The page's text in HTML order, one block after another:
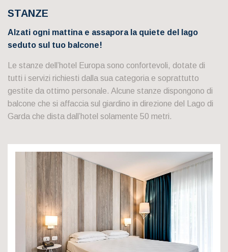
STANZE
Alzati ogni mattina e assapora la quiete del lago
seduto sul tuo balcone!
Le stanze dell’hotel Europa sono confortevoli, dotate di
tutti i servizi richiesti dalla sua categoria e soprattutto
gestite da ottimo personale. Alcune stanze dispongono di
balcone che si affaccia sul giardino in direzione del Lago di
Garda che dista dall’hotel solamente 50 metri.